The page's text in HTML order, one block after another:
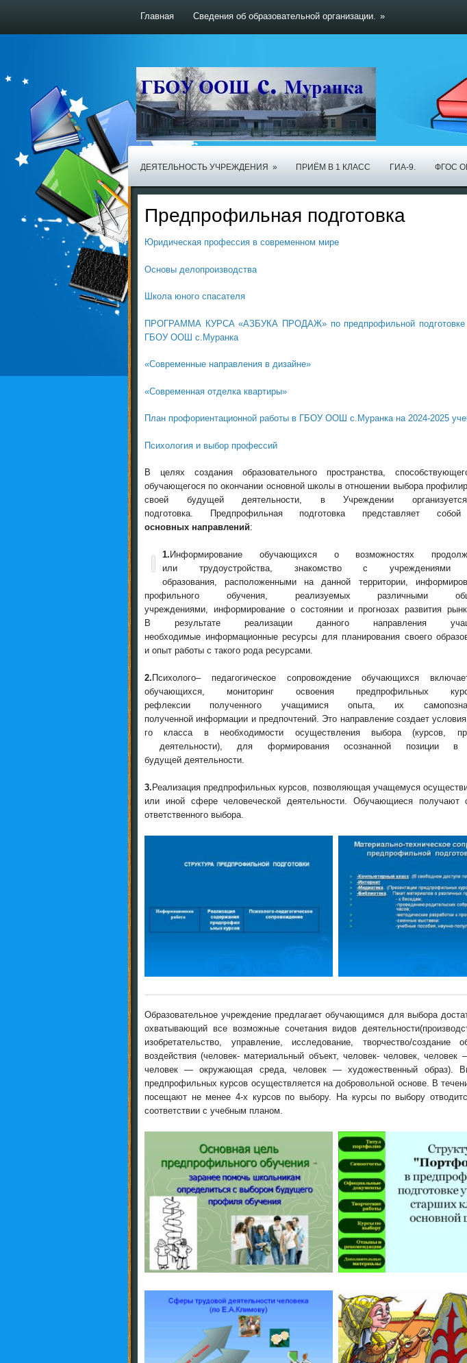
Главная Сведения об образовательной организации. »
ДЕЯТЕЛЬНОСТЬ УЧРЕЖДЕНИЯ » ПРИЁМ В 1 КЛАСС ГИА-9. ФГОС
Предпрофильная подготовка
Юридическая профессия в современном мире
Основы делопроизводства
Школа юного спасателя
ПРОГРАММА КУРСА «АЗБУКА ПРОДАЖ» по предпрофильной подготовке
ГБОУ ООШ с.Муранка
«Современные направления в дизайне»
«Современная отделка квартиры»
План профориентационной работы в ГБОУ ООШ с.Муранка на 2024-2025
Психология и выбор профессий
В целях создания образовательного пространства,
обучающегося по окончании основной школы в отношении выбора
своей будущей деятельности, в Учреждении
подготовка. Предпрофильная подготовка представляет
основных направлений:
1. Информирование обучающихся о возможностях
или трудоустройства, знакомство с учреждениями
образования, расположенными на данной территории,
профильного обучения, реализуемых различными
учреждениями, информирование о состоянии и прогнозах развития
В результате реализации данного направления
необходимые информационные ресурсы для планирования своего
и опыт работы с такого рода ресурсами.
2. Психолого– педагогическое сопровождение обучающихся
обучающихся, мониторинг освоения предпрофильных
рефлексии полученного учащимися опыта, их
полученной информации и предпочтений. Это направление создает
го класса в необходимости осуществления выбора (курсов,
деятельности), для формирования осознанной позиции в
будущей деятельности.
3. Реализация предпрофильных курсов, позволяющая учащемуся
или иной сфере человеческой деятельности. Обучающиеся получают
ответственного выбора.
Образовательное учреждение предлагает обучающимся для выбора
охватывающий все возможные сочетания видов
изобретательство, управление, исследование, творчество/создание
воздействия (человек- материальный объект, человек- человек,
человек — окружающая среда, человек — художественный образ).
предпрофильных курсов осуществляется на добровольной основе. В
посещают не менее 4-х курсов по выбору. На курсы по выбору
соответствии с учебным планом.